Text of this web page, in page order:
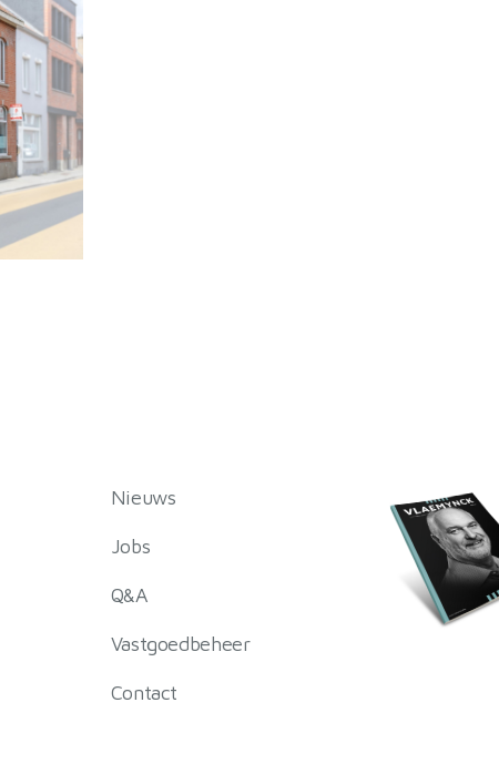
Nieuws
Jobs
Q&A
Vastgoedbeheer
Contact